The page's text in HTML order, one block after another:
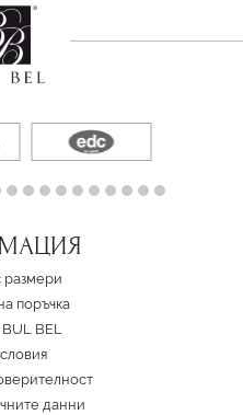
размери
поръчка
BEL
данни